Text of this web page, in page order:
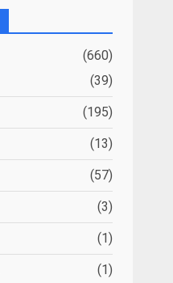
(660)
(39)
(195)
(13)
(57)
(3)
(1)
(1)